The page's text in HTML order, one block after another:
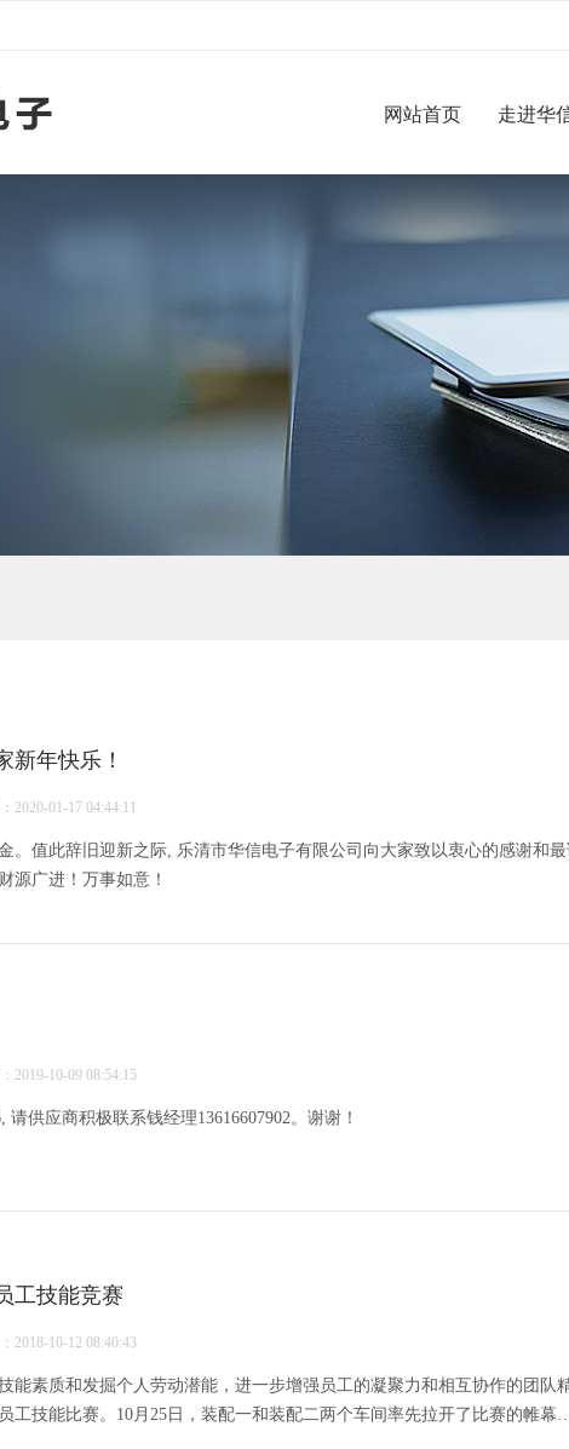
网站首页 走进华
新年快乐！
01-17 04:44:11
。值此辞旧迎新之际, 乐清市华信电子有限公司向大家致以衷心的感谢和最
源广进！万事如意！
10-09 08:54:15
请供应商积极联系钱经理13616607902。谢谢！
工技能竞赛
10-12 08:40:43
能素质和发掘个人劳动潜能，进一步增强员工的凝聚力和相互协作的团队
工技能比赛。10月25日，装配一和装配二两个车间率先拉开了比赛的帷幕